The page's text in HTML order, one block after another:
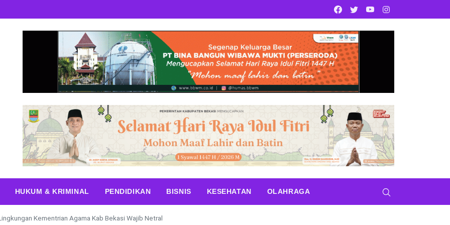
Facebook
TwitterYoutube
HUKUM & KRIMINAL PENDIDIKAN BISNIS KESEHATAN OLAHRAGA
Kementrian Agama Kab Bekasi Wajib Netral